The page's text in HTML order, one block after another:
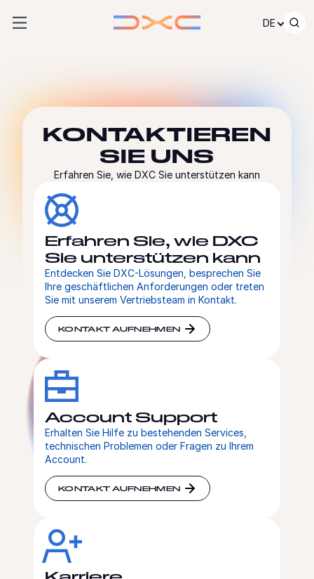
DE
KONTAKTIEREN
SIE UNS
Erfahren Sie, wie DXC Sie unterstützen kann
Erfahren Sie, wie DXC
Sie unterstützen kann
Entdecken Sie DXC-Lösungen, besprechen Sie
Ihre geschäftlichen Anforderungen oder treten
Sie mit unserem Vertriebsteam in Kontakt.
KONTAKT AUFNEHMEN
Account Support
Erhalten Sie Hilfe zu bestehenden Services,
technischen Problemen oder Fragen zu Ihrem
Account.
KONTAKT AUFNEHMEN